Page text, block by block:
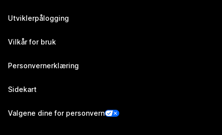
Utviklerpålogging
Vilkår for bruk
Personvernerklæring
Sidekart
Valgene dine for personvern